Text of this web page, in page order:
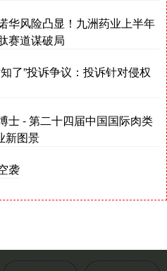
华风险凸显！九洲药业上半年
赛道谋破局
了”投诉争议：投诉针对侵权
士 - 第二十四届中国国际肉类
新图景
袭